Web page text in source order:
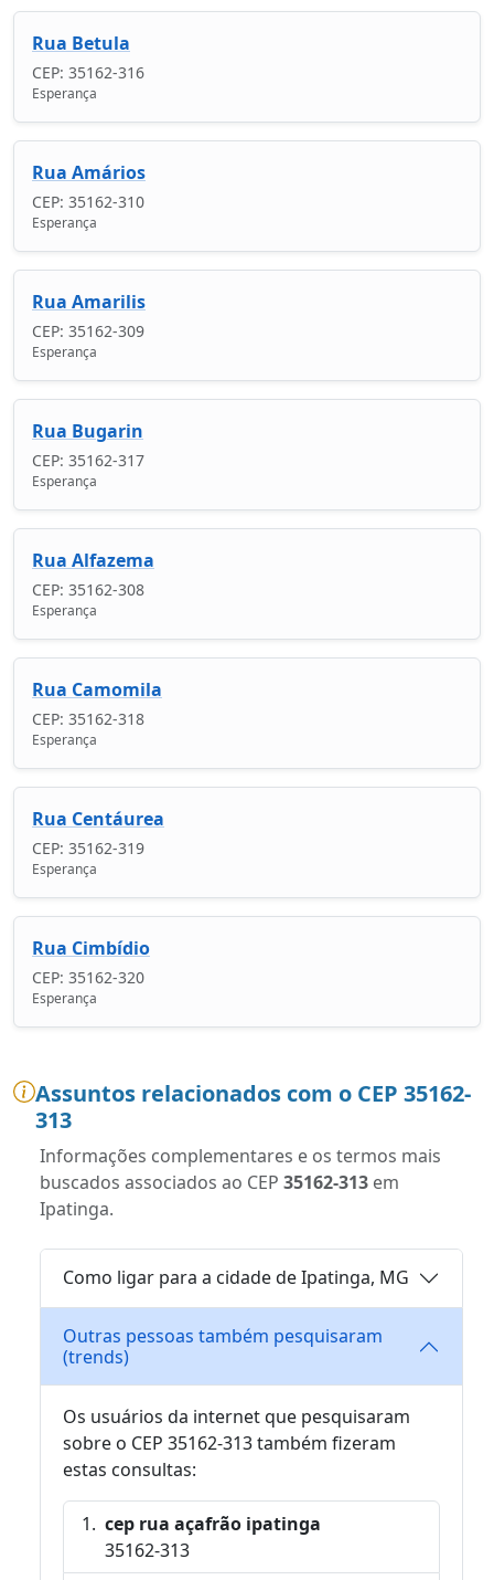
Rua Betula
CEP: 35162-316
Esperança
Rua Amários
CEP: 35162-310
Esperança
Rua Amarilis
CEP: 35162-309
Esperança
Rua Bugarin
CEP: 35162-317
Esperança
Rua Alfazema
CEP: 35162-308
Esperança
Rua Camomila
CEP: 35162-318
Esperança
Rua Centáurea
CEP: 35162-319
Esperança
Rua Cimbídio
CEP: 35162-320
Esperança
Assuntos relacionados com o CEP 35162-
313
Informações complementares e os termos mais
buscados associados ao CEP 35162-313 em
Ipatinga.
Como ligar para a cidade de Ipatinga, MG
Outras pessoas também pesquisaram
(trends)
Os usuários da internet que pesquisaram
sobre o CEP 35162-313 também fizeram
estas consultas:
cep rua açafrão ipatinga
35162-313